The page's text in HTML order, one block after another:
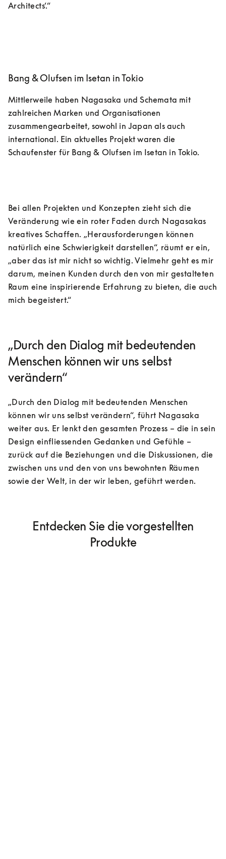
Architects‘.“
Bang & Olufsen im Isetan in Tokio
Mittlerweile haben Nagasaka und Schemata mit
zahlreichen Marken und Organisationen
zusammengearbeitet, sowohl in Japan als auch
international. Ein aktuelles Projekt waren die
Schaufenster für Bang & Olufsen im Isetan in Tokio.
Bei allen Projekten und Konzepten zieht sich die
Veränderung wie ein roter Faden durch Nagasakas
kreatives Schaffen. „Herausforderungen können
natürlich eine Schwierigkeit darstellen“, räumt er ein,
„aber das ist mir nicht so wichtig. Vielmehr geht es mir
darum, meinen Kunden durch den von mir gestalteten
Raum eine inspirierende Erfahrung zu bieten, die auch
mich begeistert.“
„Durch den Dialog mit bedeutenden
Menschen können wir uns selbst
verändern“
„Durch den Dialog mit bedeutenden Menschen
können wir uns selbst verändern“, führt Nagasaka
weiter aus. Er lenkt den gesamten Prozess – die in sein
Design einfliessenden Gedanken und Gefühle –
zurück auf die Beziehungen und die Diskussionen, die
zwischen uns und den von uns bewohnten Räumen
sowie der Welt, in der wir leben, geführt werden.
Entdecken Sie die vorgestellten
Produkte